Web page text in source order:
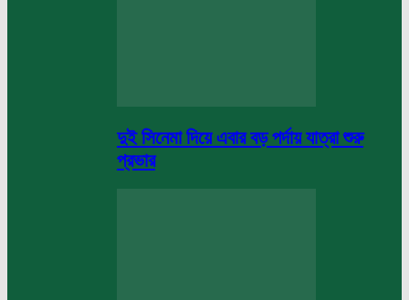
দুই সিনেমা দিয়ে এবার বড় পর্দায় যাত্রা শুরু
প্রভার